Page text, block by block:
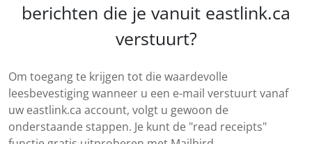
berichten die je vanuit eastlink.ca
verstuurt?
Om toegang te krijgen tot die waardevolle
leesbevestiging wanneer u een e-mail verstuurt vanaf
uw eastlink.ca account, volgt u gewoon de
onderstaande stappen. Je kunt de "read receipts"